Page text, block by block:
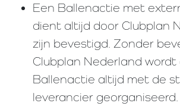
Een Ballenactie met
dient altijd door Clubplan
zijn bevestigd. Zonder
Clubplan Nederland wordt
Ballenactie altijd met de
leverancier georganiseerd.